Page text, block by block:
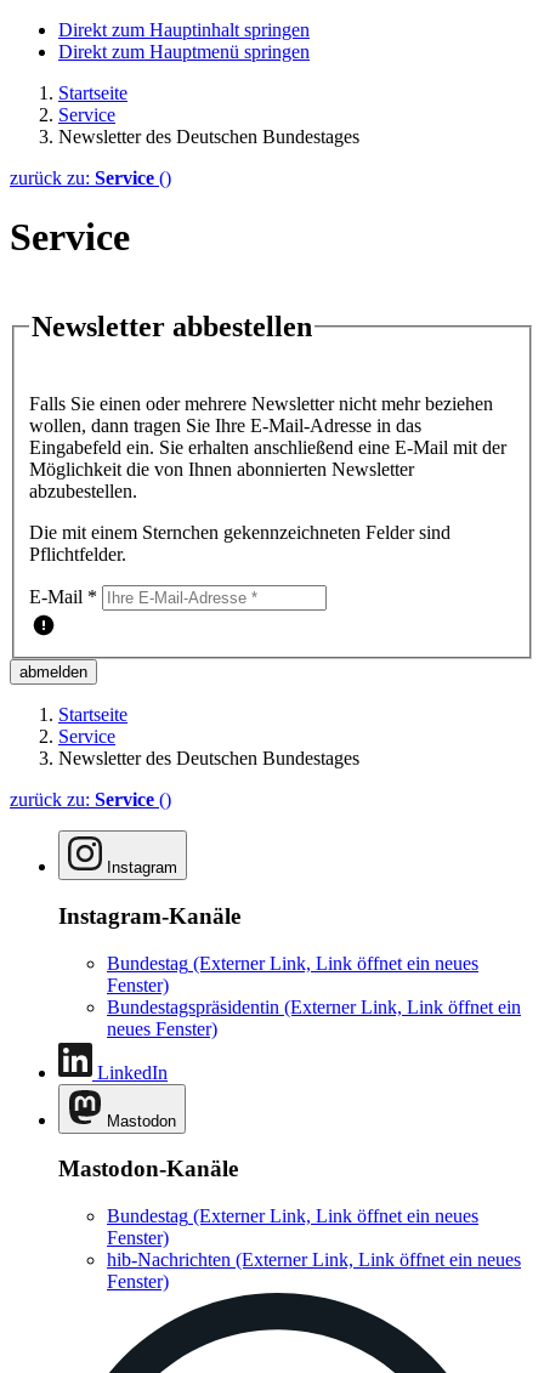
Direkt zum Hauptinhalt springen
Direkt zum Hauptmenü springen
Startseite
Service
Newsletter des Deutschen Bundestages
zurück zu: Service ()
Service
Newsletter abbestellen
Falls Sie einen oder mehrere Newsletter nicht mehr beziehen
wollen, dann tragen Sie Ihre E-Mail-Adresse in das
Eingabefeld ein. Sie erhalten anschließend eine E-Mail mit der
Möglichkeit die von Ihnen abonnierten Newsletter
abzubestellen.
Die mit einem Sternchen gekennzeichneten Felder sind
Pflichtfelder.
E-Mail *
abmelden
Startseite
Service
Newsletter des Deutschen Bundestages
zurück zu: Service ()
Instagram
Instagram-Kanäle
Bundestag (Externer Link, Link öffnet ein neues
Fenster)
Bundestagspräsidentin (Externer Link, Link öffnet ein
neues Fenster)
LinkedIn
Mastodon
Mastodon-Kanäle
Bundestag (Externer Link, Link öffnet ein neues
Fenster)
hib-Nachrichten (Externer Link, Link öffnet ein neues
Fenster)